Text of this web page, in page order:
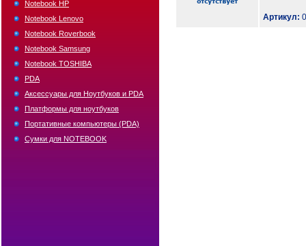
Артикул:
Notebook HP
Notebook Lenovo
Notebook Roverbook
Notebook Samsung
Notebook TOSHIBA
PDA
Аксессуары для Ноутбуков и PDA
Платформы для ноутбуков
Портативные компьютеры (PDA)
Сумки для NOTEBOOK